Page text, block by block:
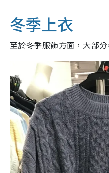
冬季上衣
至於冬季服飾方面，大部